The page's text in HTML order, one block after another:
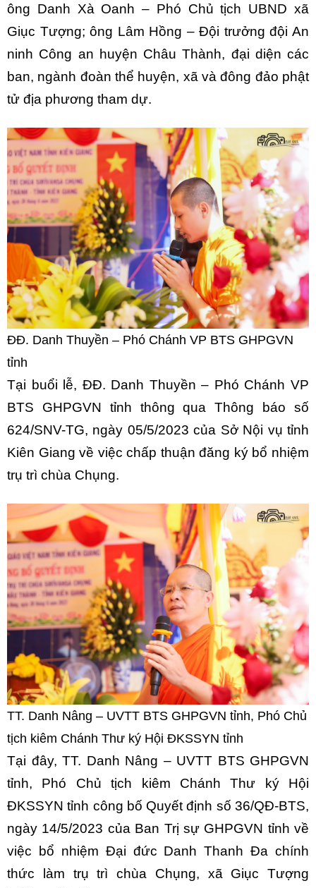
ông Danh Xà Oanh – Phó Chủ tịch UBND xã
Giục Tượng; ông Lâm Hồng – Đội trưởng đội An
ninh Công an huyện Châu Thành, đại diện các
ban, ngành đoàn thể huyện, xã và đông đảo phật
tử địa phương tham dự.
ĐĐ. Danh Thuyền – Phó Chánh VP BTS GHPGVN
tỉnh
Tại buổi lễ, ĐĐ. Danh Thuyền – Phó Chánh VP
BTS GHPGVN tỉnh thông qua Thông báo số
624/SNV-TG, ngày 05/5/2023 của Sở Nội vụ tỉnh
Kiên Giang về việc chấp thuận đăng ký bổ nhiệm
trụ trì chùa Chụng.
TT. Danh Nâng – UVTT BTS GHPGVN tỉnh, Phó Chủ
tịch kiêm Chánh Thư ký Hội ĐKSSYN tỉnh
Tại đây, TT. Danh Nâng – UVTT BTS GHPGVN
tỉnh, Phó Chủ tịch kiêm Chánh Thư ký Hội
ĐKSSYN tỉnh công bố Quyết định số 36/QĐ-BTS,
ngày 14/5/2023 của Ban Trị sự GHPGVN tỉnh về
việc bổ nhiệm Đại đức Danh Thanh Đa chính
thức làm trụ trì chùa Chụng, xã Giục Tượng